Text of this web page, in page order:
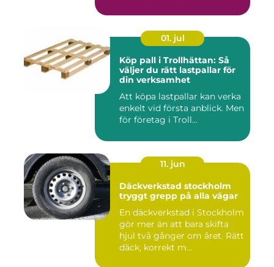
01. jul
Köp pall i Trollhättan: Så
väljer du rätt lastpallar för
din verksamhet
Att köpa lastpallar kan verka
enkelt vid första anblick. Men
för företag i Troll...
11. jun
Däckverkstad stockholm
tryggt grepp på alla vägar
En däckverkstad i Stockholm
gör mer än att bara skifta
hjul två gånger om året. Rätt
däck, korrekt m...